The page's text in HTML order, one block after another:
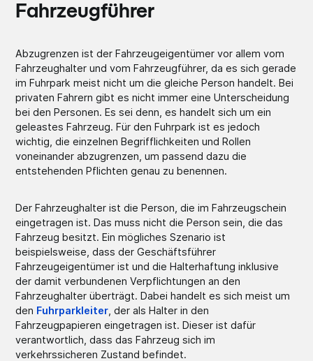
Fahrzeugführer
Abzugrenzen ist der Fahrzeugeigentümer vor allem vom
Fahrzeughalter und vom Fahrzeugführer, da es sich gerade
im Fuhrpark meist nicht um die gleiche Person handelt. Bei
privaten Fahrern gibt es nicht immer eine Unterscheidung
bei den Personen. Es sei denn, es handelt sich um ein
geleastes Fahrzeug. Für den Fuhrpark ist es jedoch
wichtig, die einzelnen Begrifflichkeiten und Rollen
voneinander abzugrenzen, um passend dazu die
entstehenden Pflichten genau zu benennen.
Der Fahrzeughalter ist die Person, die im Fahrzeugschein
eingetragen ist. Das muss nicht die Person sein, die das
Fahrzeug besitzt. Ein mögliches Szenario ist
beispielsweise, dass der Geschäftsführer
Fahrzeugeigentümer ist und die Halterhaftung inklusive
der damit verbundenen Verpflichtungen an den
Fahrzeughalter überträgt. Dabei handelt es sich meist um
den Fuhrparkleiter , der als Halter in den
Fahrzeugpapieren eingetragen ist. Dieser ist dafür
verantwortlich, dass das Fahrzeug sich im
verkehrssicheren Zustand befindet.